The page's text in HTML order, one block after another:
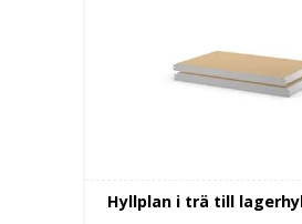
Hyllplan i trä till